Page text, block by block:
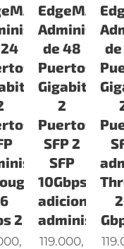
2
EdgeMAX
de 48
Puertos
Gigabit
2
Puertos
SFP 2
SFP
10Gbps
adicionales
administr
119.000,